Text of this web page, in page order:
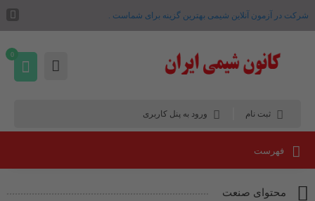
شرکت در آزمون آنلاین شیمی بهترین گزینه برای شماست .
ثبت نام ورود به پنل کاربری
0
فهرست
محتوای صنعت